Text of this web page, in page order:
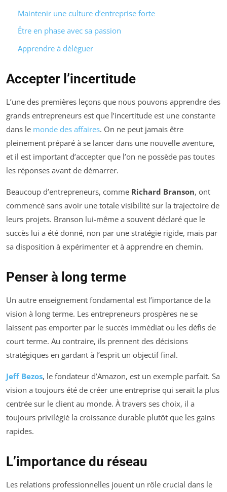
Maintenir une culture d’entreprise forte
Être en phase avec sa passion
Apprendre à déléguer
Accepter l’incertitude
L’une des premières leçons que nous pouvons apprendre des
grands entrepreneurs est que l’incertitude est une constante
dans le monde des affaires. On ne peut jamais être
pleinement préparé à se lancer dans une nouvelle aventure,
et il est important d’accepter que l’on ne possède pas toutes
les réponses avant de démarrer.
Beaucoup d’entrepreneurs, comme Richard Branson, ont
commencé sans avoir une totale visibilité sur la trajectoire de
leurs projets. Branson lui-même a souvent déclaré que le
succès lui a été donné, non par une stratégie rigide, mais par
sa disposition à expérimenter et à apprendre en chemin.
Penser à long terme
Un autre enseignement fondamental est l’importance de la
vision à long terme. Les entrepreneurs prospères ne se
laissent pas emporter par le succès immédiat ou les défis de
court terme. Au contraire, ils prennent des décisions
stratégiques en gardant à l’esprit un objectif final.
Jeff Bezos, le fondateur d’Amazon, est un exemple parfait. Sa
vision a toujours été de créer une entreprise qui serait la plus
centrée sur le client au monde. À travers ses choix, il a
toujours privilégié la croissance durable plutôt que les gains
rapides.
L’importance du réseau
Les relations professionnelles jouent un rôle crucial dans le